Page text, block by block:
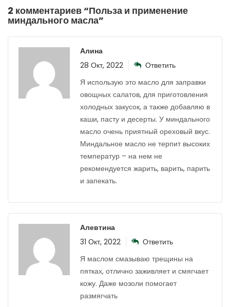
2 комментариев “Польза и применение
миндального масла”
Алина
28 Окт, 2022
Ответить
Я использую это масло для заправки
овощных салатов, для приготовления
холодных закусок, а также добавляю в
каши, пасту и десерты. У миндального
масло очень приятный ореховый вкус.
Миндальное масло не терпит высоких
температур – на нем не
рекомендуется жарить, варить, парить
и запекать.
Алевтина
31 Окт, 2022
Ответить
Я маслом смазываю трещины на
пятках, отлично заживляет и смягчает
кожу. Даже мозоли помогает
размягчать